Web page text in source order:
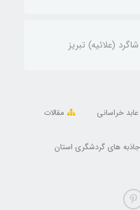
(علائیه) تبریز
خراسانی
مقالات
جاذبه های گردشگری استان